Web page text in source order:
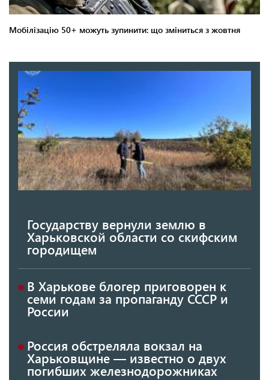
Государству вернули землю в
Харьковской области со скифским
городищем
В Харькове блогер приговорен к
семи годам за пропаганду СССР и
России
Россия обстреляла вокзал на
Харьковщине — известно о двух
погибших железнодорожниках